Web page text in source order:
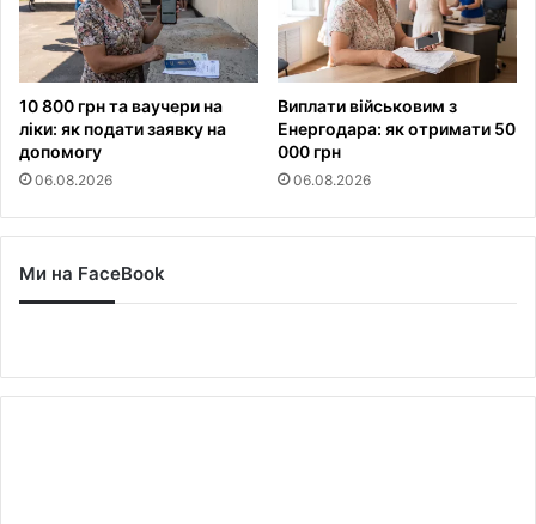
10 800 грн та ваучери на
ліки: як подати заявку на
допомогу
06.08.2026
Виплати військовим з
Енергодара: як отримати 50
000 грн
06.08.2026
Ми на FaceBook